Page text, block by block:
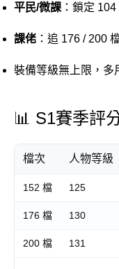
平民/微課 ：鎖定
課佬 ：追 176 / 200
裝備等級無上限，多
📊 S1賽季評
檔次 人物等級
152 檔 125
176 檔 130
200 檔 131